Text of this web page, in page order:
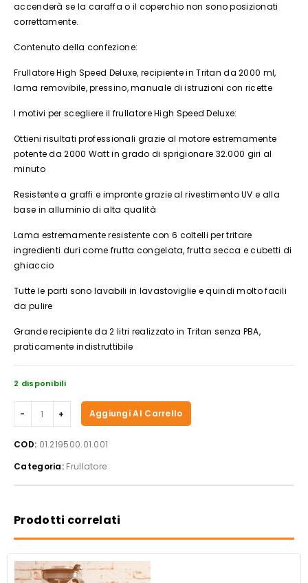
accenderà se la caraffa o il coperchio non sono posizionati
correttamente.
Contenuto della confezione:
Frullatore High Speed Deluxe, recipiente in Tritan da 2000 ml,
lama removibile, pressino, manuale di istruzioni con ricette
I motivi per scegliere il frullatore High Speed Deluxe:
Ottieni risultati professionali grazie al motore estremamente
potente da 2000 Watt in grado di sprigionare 32.000 giri al
minuto
Resistente a graffi e impronte grazie al rivestimento UV e alla
base in alluminio di alta qualità
Lama estremamente resistente con 6 coltelli per tritare
ingredienti duri come frutta congelata, frutta secca e cubetti di
ghiaccio
Tutte le parti sono lavabili in lavastoviglie e quindi molto facili
da pulire
Grande recipiente da 2 litri realizzato in Tritan senza PBA,
praticamente indistruttibile
2 disponibili
Princess
01.219500.01.001
Frullatore
Alta
Velocità
Aggiungi Al Carrello
COD: 01.219500.01.001
Categoria: Frullatore
Prodotti correlati